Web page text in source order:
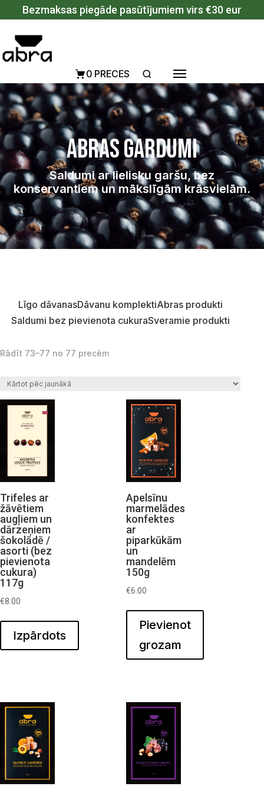
Pāriet uz saturu
Bezmaksas piegāde pasūtījumiem virs €30 eur
0 PRECES
Abras gardumi
Saldumi ar lielisku garšu, bez
konservantiem un mākslīgām krāsvielām.
Līgo dāvanasDāvanu komplektiAbras produkti
Saldumi bez pievienota cukuraSveramie produkti
Rādīt 73–77 no 77 precēmSorted by latest
Trifeles ar
žāvētiem
augļiem un
dārzeņiem
šokolādē /
asorti (bez
pievienota
cukura)
117g
€8.00
Izpārdots
Apelsīnu
marmelādes
konfektes
ar
piparkūkām
un
mandelēm
150g
€6.00
Pievienot
grozam